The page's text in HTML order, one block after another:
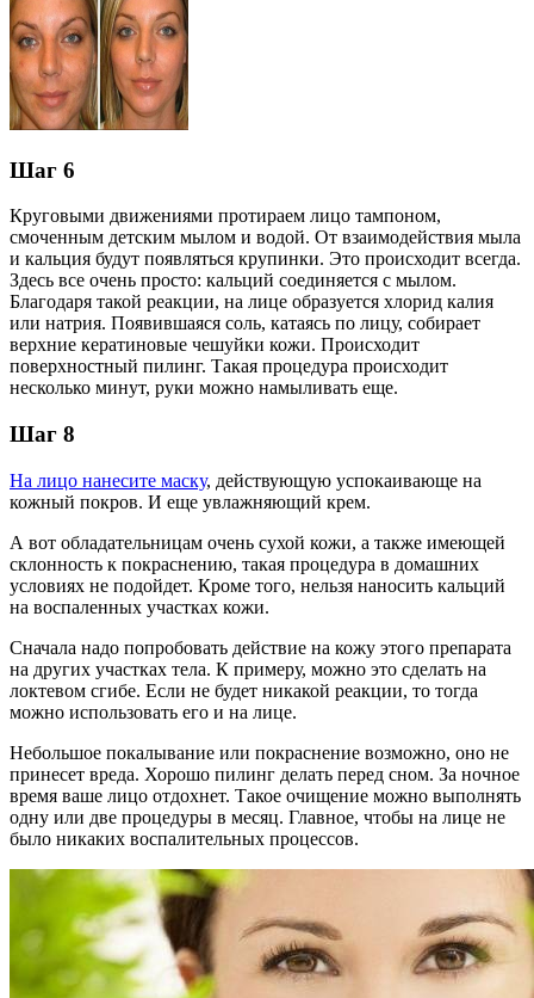
Шаг 6
Круговыми движениями протираем лицо тампоном,
смоченным детским мылом и водой. От взаимодействия мыла
и кальция будут появляться крупинки. Это происходит всегда.
Здесь все очень просто: кальций соединяется с мылом.
Благодаря такой реакции, на лице образуется хлорид калия
или натрия. Появившаяся соль, катаясь по лицу, собирает
верхние кератиновые чешуйки кожи. Происходит
поверхностный пилинг. Такая процедура происходит
несколько минут, руки можно намыливать еще.
Шаг 8
На лицо нанесите маску, действующую успокаивающе на
кожный покров. И еще увлажняющий крем.
А вот обладательницам очень сухой кожи, а также имеющей
склонность к покраснению, такая процедура в домашних
условиях не подойдет. Кроме того, нельзя наносить кальций
на воспаленных участках кожи.
Сначала надо попробовать действие на кожу этого препарата
на других участках тела. К примеру, можно это сделать на
локтевом сгибе. Если не будет никакой реакции, то тогда
можно использовать его и на лице.
Небольшое покалывание или покраснение возможно, оно не
принесет вреда. Хорошо пилинг делать перед сном. За ночное
время ваше лицо отдохнет. Такое очищение можно выполнять
одну или две процедуры в месяц. Главное, чтобы на лице не
было никаких воспалительных процессов.